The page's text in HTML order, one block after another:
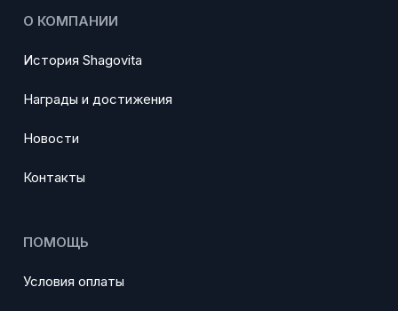
О КОМПАНИИ
История Shagovita
Награды и достижения
Новости
Контакты
ПОМОЩЬ
Условия оплаты